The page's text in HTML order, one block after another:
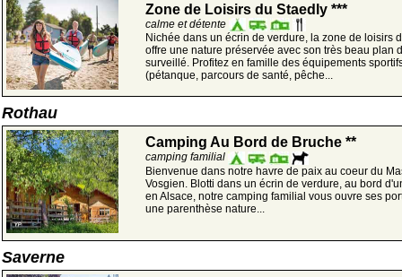
Zone de Loisirs du Staedly ***
calme et détente
Nichée dans un écrin de verdure, la zone de loisirs
offre une nature préservée avec son très beau plan
surveillé. Profitez en famille des équipements
(pétanque, parcours de santé, pêche...
Rothau
Camping Au Bord de Bruche **
camping familial
Bienvenue dans notre havre de paix au coeur du
Vosgien. Blotti dans un écrin de verdure, au bord
en Alsace, notre camping familial vous ouvre ses
une parenthèse nature...
Saverne